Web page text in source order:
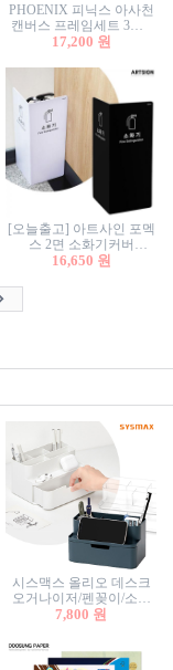
PHOENIX 피닉스 아사천
캔버스 프레임세트 3호F
27.3x22cm 캔버스와 올림
17,200 원
[오늘출고] 아트사인 포멕
스 2면 소화기커버
1470/1471/소화기커버/소
함/소화기거치대/소화기
16,650 원
시스맥스 올리오 데스크
오거나이저/펜꽂이/소품
꽂이/소품함/정리함/수납
7,800 원